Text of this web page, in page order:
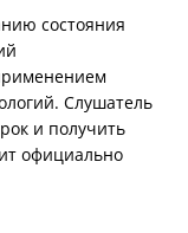
состояния
Слушатель
и получить
официально